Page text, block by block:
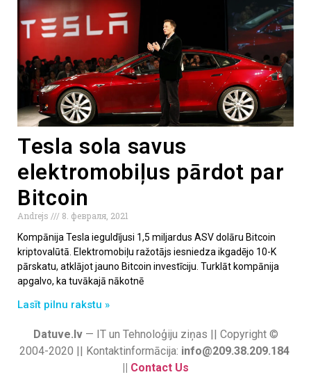
Tesla sola savus
elektromobiļus pārdot par
Bitcoin
Andrejs
8. февраля, 2021
Kompānija Tesla ieguldījusi 1,5 miljardus ASV dolāru Bitcoin
kriptovalūtā. Elektromobiļu ražotājs iesniedza ikgadējo 10-K
pārskatu, atklājot jauno Bitcoin investīciju. Turklāt kompānija
apgalvo, ka tuvākajā nākotnē
Lasīt pilnu rakstu »
Datuve.lv— IT un Tehnoloģiju ziņas || Copyright ©
2004-2020 || Kontaktinformācija: info@209.38.209.184
|| Contact Us